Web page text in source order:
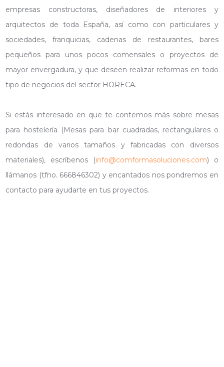
empresas constructoras, diseñadores de interiores y
arquitectos de toda España, así como con particulares y
sociedades, franquicias, cadenas de restaurantes, bares
pequeños para unos pocos comensales o proyectos de
mayor envergadura, y que deseen realizar reformas en todo
tipo de negocios del sector HORECA.
Si estás interesado en que te contemos más sobre mesas
para hostelería (Mesas para bar cuadradas, rectangulares o
redondas de varios tamaños y fabricadas con diversos
materiales), escríbenos (info@comformasoluciones.com) o
llámanos (tfno. 666846302) y encantados nos pondremos en
contacto para ayudarte en tus proyectos.